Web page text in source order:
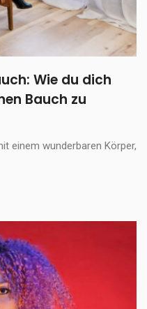
Wie du dich
Bauch zu
einem wunderbaren Körper,